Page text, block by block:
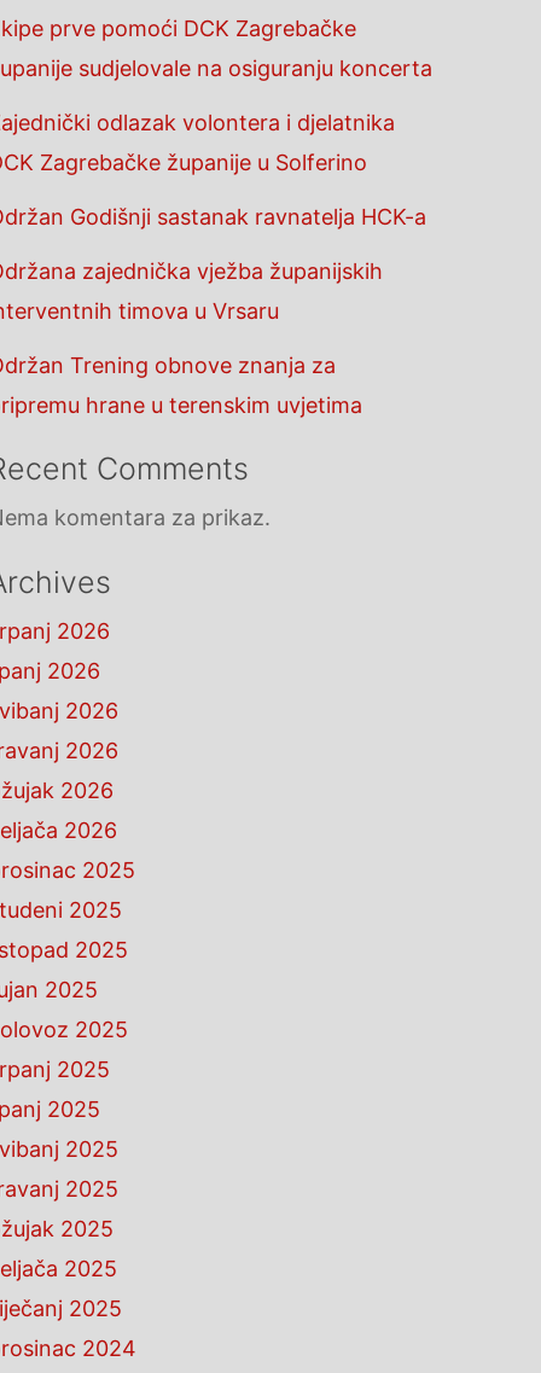
prve pomoći DCK Zagrebačke
sudjelovale na osiguranju koncerta
odlazak volontera i djelatnika
Zagrebačke županije u Solferino
Godišnji sastanak ravnatelja HCK-a
zajednička vježba županijskih
timova u Vrsaru
Trening obnove znanja za
hrane u terenskim uvjetima
Comments
komentara za prikaz.
2026
2026
2026
2026
2026
2026
2025
2025
2025
2025
2025
2025
2025
2025
2025
2025
2025
2025
2024